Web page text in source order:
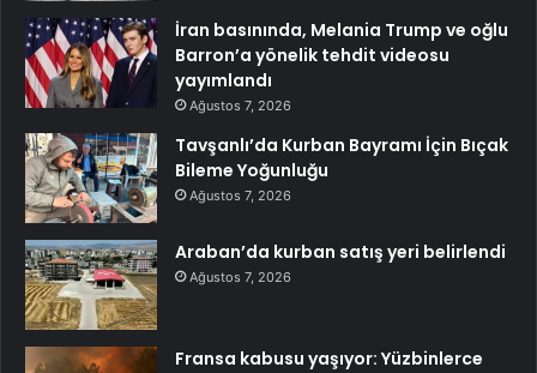
İran basınında, Melania Trump ve oğlu
Barron’a yönelik tehdit videosu
yayımlandı
Ağustos 7, 2026
Tavşanlı’da Kurban Bayramı İçin Bıçak
Bileme Yoğunluğu
Ağustos 7, 2026
Araban’da kurban satış yeri belirlendi
Ağustos 7, 2026
Fransa kabusu yaşıyor: Yüzbinlerce